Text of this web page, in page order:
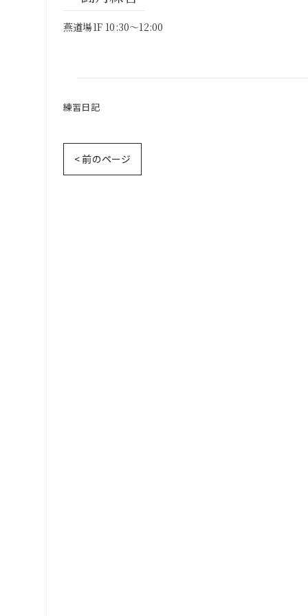
燕道場1F 10:30～12:00
練習日記
< 前のページ